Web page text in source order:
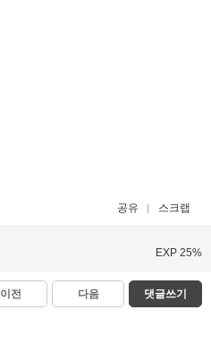
공유 스크랩
EXP 25%
이전 다음 댓글쓰기